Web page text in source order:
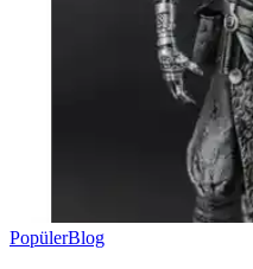
PopülerBlog